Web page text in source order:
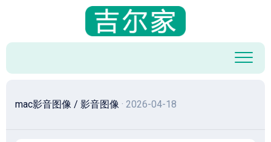
容
mac影音图像 / 影音图像 · 2026-04-18